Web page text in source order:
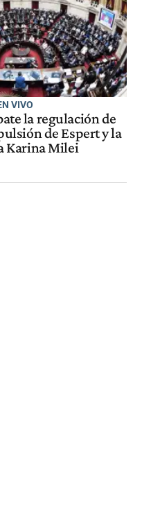
VIVO
la regulación de
de Espert y la
Karina Milei